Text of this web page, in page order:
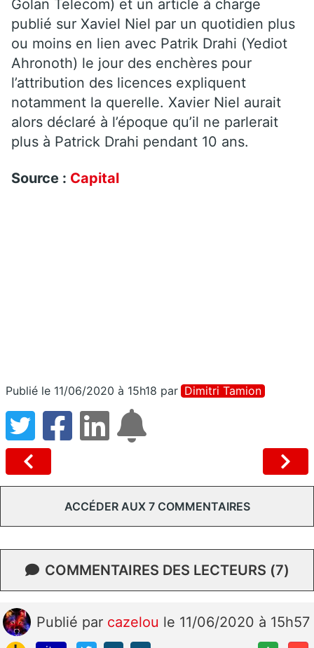
Golan Telecom) et un article à charge
publié sur Xaviel Niel par un quotidien plus
ou moins en lien avec Patrik Drahi (Yediot
Ahronoth) le jour des enchères pour
l’attribution des licences expliquent
notamment la querelle. Xavier Niel aurait
alors déclaré à l’époque qu’il ne parlerait
plus à Patrick Drahi pendant 10 ans.
Source : Capital
Publié le 11/06/2020 à 15h18 par Dimitri Tamion
ACCÉDER AUX 7 COMMENTAIRES
COMMENTAIRES DES LECTEURS (7)
Publié par cazelou le 11/06/2020 à 15h57